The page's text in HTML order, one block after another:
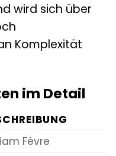
wird sich über
Komplexität
im Detail
Fèvre